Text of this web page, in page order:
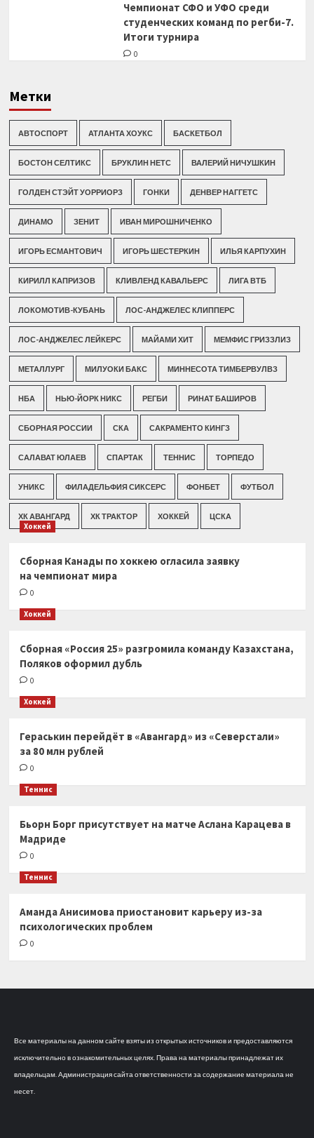
Чемпионат СФО и УФО среди
студенческих команд по регби-7.
Итоги турнира
0
Метки
АВТОСПОРТ АТЛАНТА ХОУКС БАСКЕТБОЛ
БОСТОН СЕЛТИКС БРУКЛИН НЕТС ВАЛЕРИЙ НИЧУШКИН
ГОЛДЕН СТЭЙТ УОРРИОРЗ ГОНКИ ДЕНВЕР НАГГЕТС
ДИНАМО ЗЕНИТ ИВАН МИРОШНИЧЕНКО
ИГОРЬ ЕСМАНТОВИЧ ИГОРЬ ШЕСТЕРКИН ИЛЬЯ КАРПУХИН
КИРИЛЛ КАПРИЗОВ КЛИВЛЕНД КАВАЛЬЕРС ЛИГА ВТБ
ЛОКОМОТИВ-КУБАНЬ ЛОС-АНДЖЕЛЕС КЛИППЕРС
ЛОС-АНДЖЕЛЕС ЛЕЙКЕРС МАЙАМИ ХИТ МЕМФИС ГРИЗЗЛИЗ
МЕТАЛЛУРГ МИЛУОКИ БАКС МИННЕСОТА ТИМБЕРВУЛВЗ
НБА НЬЮ-ЙОРК НИКС РЕГБИ РИНАТ БАШИРОВ
СБОРНАЯ РОССИИ СКА САКРАМЕНТО КИНГЗ
САЛАВАТ ЮЛАЕВ СПАРТАК ТЕННИС ТОРПЕДО
УНИКС ФИЛАДЕЛЬФИЯ СИКСЕРС ФОНБЕТ ФУТБОЛ
ХК АВАНГАРД ХК ТРАКТОР ХОККЕЙ ЦСКА
Хоккей
Сборная Канады по хоккею огласила заявку
на чемпионат мира
0
Хоккей
Сборная «Россия 25» разгромила команду Казахстана,
Поляков оформил дубль
0
Хоккей
Гераськин перейдёт в «Авангард» из «Северстали»
за 80 млн рублей
0
Теннис
Бьорн Борг присутствует на матче Аслана Карацева в
Мадриде
0
Теннис
Аманда Анисимова приостановит карьеру из-за
психологических проблем
0
Все материалы на данном сайте взяты из открытых источников и предоставляются
исключительно в ознакомительных целях. Права на материалы принадлежат их
владельцам. Администрация сайта ответственности за содержание материала не
несет.